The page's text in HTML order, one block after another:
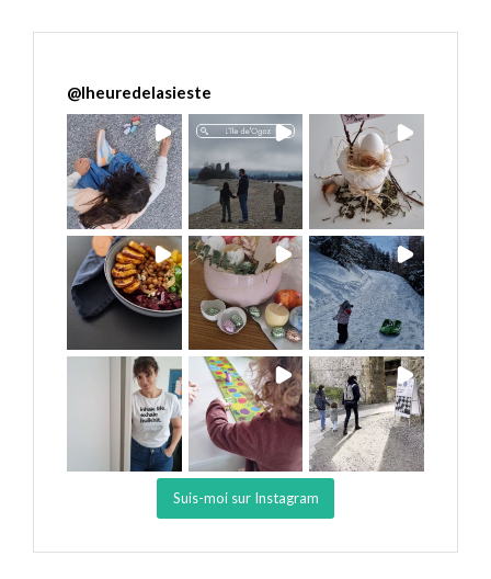
@lheuredelasieste
Suis-moi sur Instagram